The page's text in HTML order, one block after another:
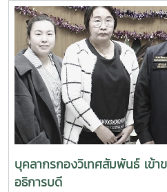
มหาวิทยาลัยแม่โจ้และมหาวิทยาลัย
จีน7 January 2026, Associate
Thongma, President of
Associate Dean of
International Affairs Officers
visited the Consulate General
of China in Chiang Mai to
Chen Haiping on the
to discuss academic
University and the People’s
บุคลากรกองวิเทศสัมพันธ์ เข้า
อธิการบดี